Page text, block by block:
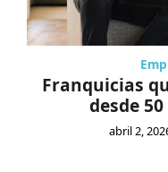
Franquicias
desde
abril 2,